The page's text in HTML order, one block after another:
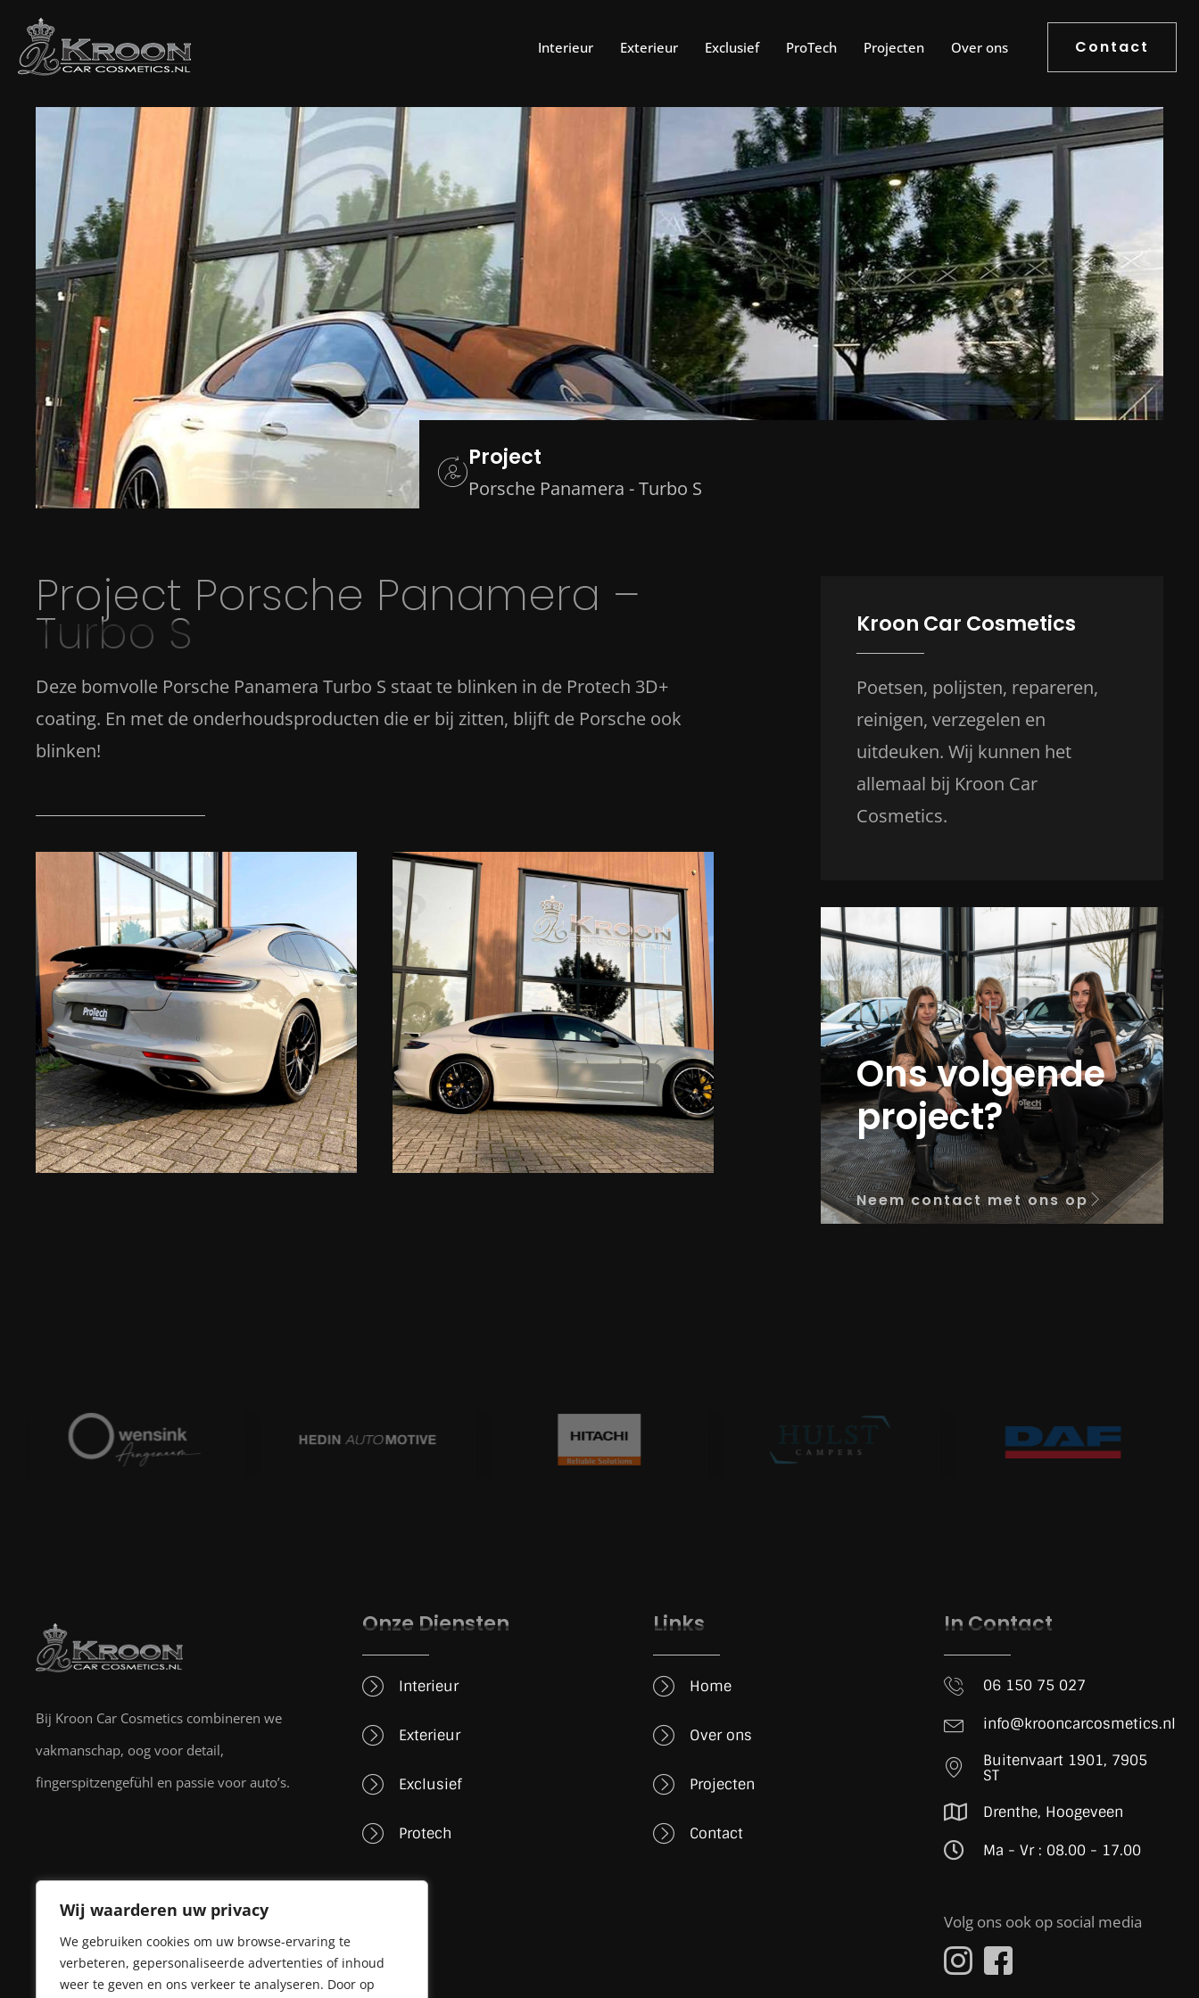
Wij waarderen uw privacy
We gebruiken cookies om uw browse-ervaring te
verbeteren, gepersonaliseerde advertenties of inhoud
weer te geven en ons verkeer te analyseren. Door op
Interieur Exterieur Exclusief ProTech Projecten Over ons Contact
Project
Porsche Panamera - Turbo S
Project Porsche Panamera –
Turbo S
Deze bomvolle Porsche Panamera Turbo S staat te blinken in de Protech 3D+
coating. En met de onderhoudsproducten die er bij zitten, blijft de Porsche ook
blinken!
Kroon Car Cosmetics
Poetsen, polijsten, repareren,
reinigen, verzegelen en
uitdeuken. Wij kunnen het
allemaal bij Kroon Car
Cosmetics.
Uw Auto
Ons volgende
project?
Neem contact met ons op
Bij Kroon Car Cosmetics combineren we
vakmanschap, oog voor detail,
fingerspitzengefühl en passie voor auto’s.
Onze Diensten
Interieur
Exterieur
Exclusief
Protech
Links
Home
Over ons
Projecten
Contact
In Contact
06 150 75 027
info@krooncarcosmetics.nl
Buitenvaart 1901, 7905
ST
Drenthe, Hoogeveen
Ma - Vr : 08.00 - 17.00
Volg ons ook op social media